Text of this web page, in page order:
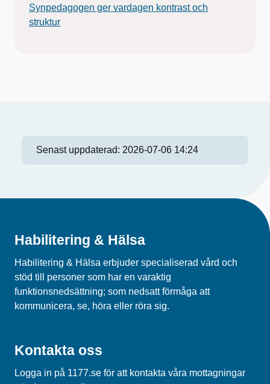
Synpedagogen ger vardagen kontrast och
struktur
Senast uppdaterad: 2026-07-06 14:24
Habilitering & Hälsa
Habilitering & Hälsa erbjuder specialiserad vård och
stöd till personer som har en varaktig
funktionsnedsättning; som nedsatt förmåga att
kommunicera, se, höra eller röra sig.
Kontakta oss
Logga in på 1177.se för att kontakta våra mottagningar